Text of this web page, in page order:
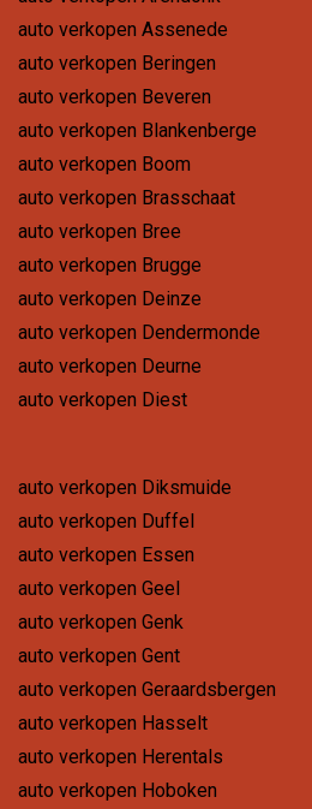
auto verkopen Assenede
auto verkopen Beringen
auto verkopen Beveren
auto verkopen Blankenberge
auto verkopen Boom
auto verkopen Brasschaat
auto verkopen Bree
auto verkopen Brugge
auto verkopen Deinze
auto verkopen Dendermonde
auto verkopen Deurne
auto verkopen Diest
auto verkopen Diksmuide
auto verkopen Duffel
auto verkopen Essen
auto verkopen Geel
auto verkopen Genk
auto verkopen Gent
auto verkopen Geraardsbergen
auto verkopen Hasselt
auto verkopen Herentals
auto verkopen Hoboken